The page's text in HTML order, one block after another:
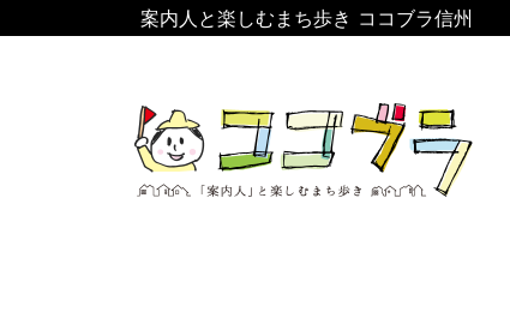
案内人と楽しむまち歩き ココブラ信州